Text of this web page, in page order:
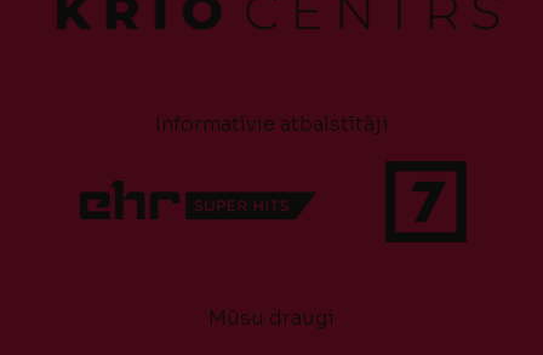
Informatīvie atbalstītāji
Mūsu draugi